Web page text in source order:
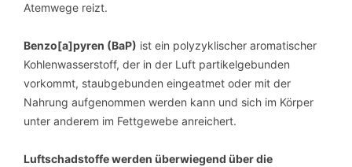
Atemwege reizt.
Benzo[a]pyren (BaP) ist ein polyzyklischer aromatischer
Kohlenwasserstoff, der in der Luft partikelgebunden
vorkommt, staubgebunden eingeatmet oder mit der
Nahrung aufgenommen werden kann und sich im Körper
unter anderem im Fettgewebe anreichert.
Luftschadstoffe werden überwiegend über die